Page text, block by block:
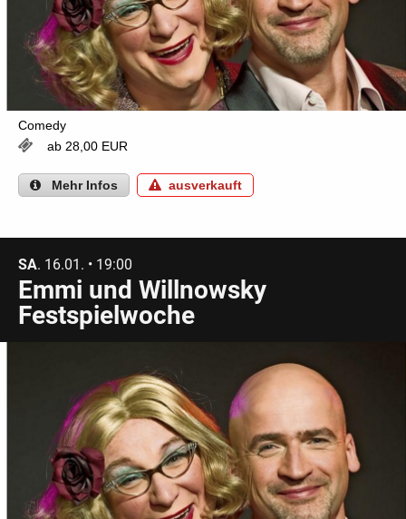
Comedy
ab 28,00 EUR
Mehr Infos ausverkauft
SA. 16.01. • 19:00
Emmi und Willnowsky
Festspielwoche